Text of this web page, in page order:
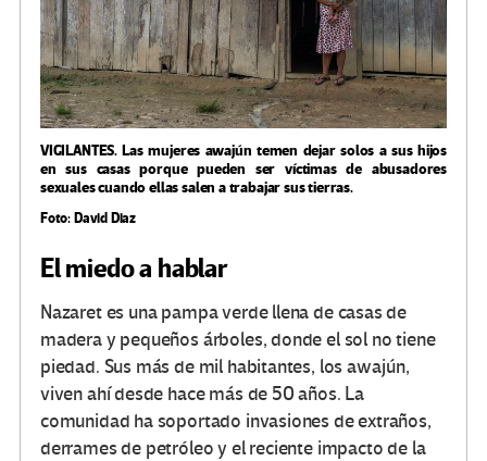
VIGILANTES.Las mujeres awajún temen dejar solos a sus hijos
en sus casas porque pueden ser víctimas de abusadores
sexuales cuando ellas salen a trabajar sus tierras.
Foto: David Diaz
El miedo a hablar
Nazaret es una pampa verde llena de casas de
madera y pequeños árboles, donde el sol no tiene
piedad. Sus más de mil habitantes, los awajún,
viven ahí desde hace más de 50 años. La
comunidad ha soportado invasiones de extraños,
derrames de petróleo y el reciente impacto de la